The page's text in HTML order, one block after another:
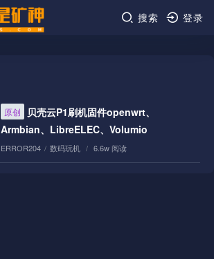
搜索 登录
原创
贝壳云P1刷机固件openwrt、
Armbian、LibreELEC、Volumio
ERROR204 / 数码玩机 / 6.6w 阅读